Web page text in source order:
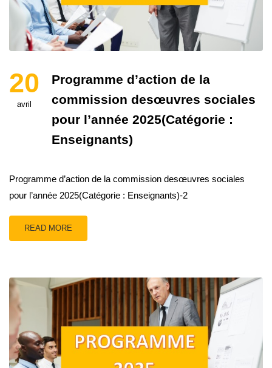
20
avril
Programme d’action de la
commission desœuvres sociales
pour l’année 2025(Catégorie :
Enseignants)
Programme d’action de la commission desœuvres sociales
pour l’année 2025(Catégorie : Enseignants)-2
READ MORE